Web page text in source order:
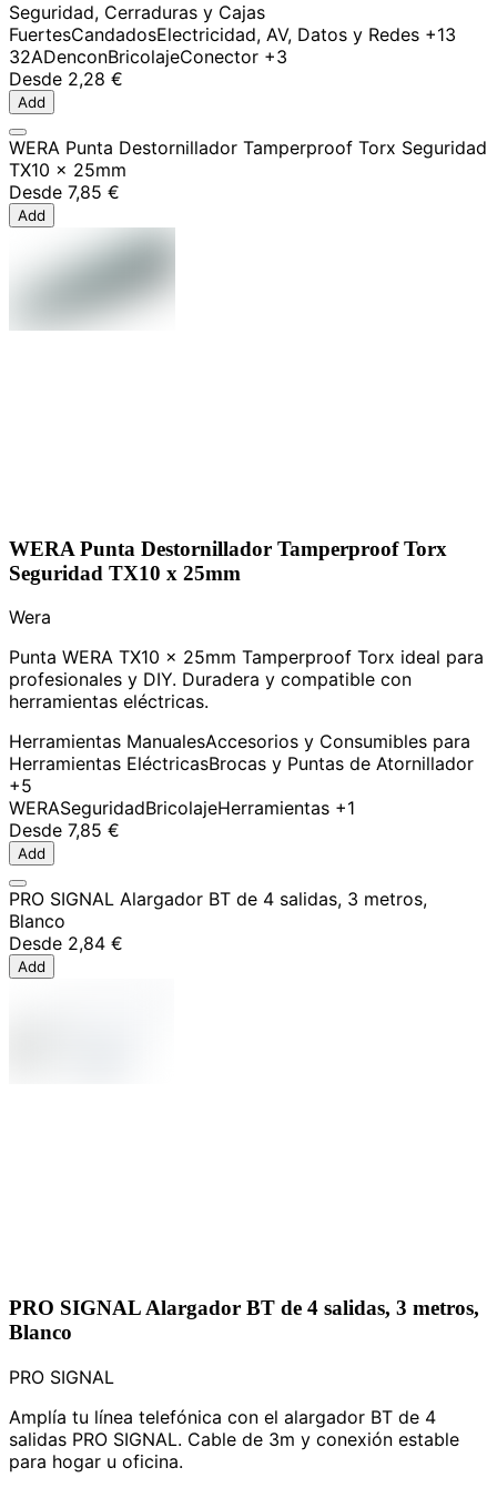
Seguridad, Cerraduras y Cajas
FuertesCandadosElectricidad, AV, Datos y Redes +13
32ADenconBricolajeConector +3
Desde 2,28 €
Add
WERA Punta Destornillador Tamperproof Torx Seguridad
TX10 x 25mm
Desde 7,85 €
Add
WERA Punta Destornillador Tamperproof Torx
Seguridad TX10 x 25mm
Wera
Punta WERA TX10 x 25mm Tamperproof Torx ideal para
profesionales y DIY. Duradera y compatible con
herramientas eléctricas.
Herramientas ManualesAccesorios y Consumibles para
Herramientas EléctricasBrocas y Puntas de Atornillador
+5
WERASeguridadBricolajeHerramientas +1
Desde 7,85 €
Add
PRO SIGNAL Alargador BT de 4 salidas, 3 metros,
Blanco
Desde 2,84 €
Add
PRO SIGNAL Alargador BT de 4 salidas, 3 metros,
Blanco
PRO SIGNAL
Amplía tu línea telefónica con el alargador BT de 4
salidas PRO SIGNAL. Cable de 3m y conexión estable
para hogar u oficina.